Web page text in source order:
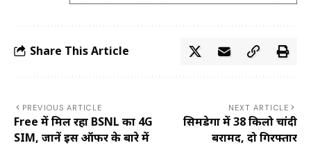
Share This Article
PREVIOUS ARTICLE
Free में मिल रहा BSNL का 4G
SIM, जानें इस ऑफर के बारे में
NEXT ARTICLE
सिमडेगा में 38 किलो चांदी
बरामद, दो गिरफ्तार